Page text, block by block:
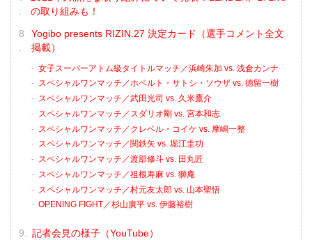
の取り組みも！
Yogibo presents RIZIN.27 決定カード（選手コメント全文
掲載）
女子スーパーアトム級タイトルマッチ／浜崎朱加 vs. 浅倉カンナ
スペシャルワンマッチ／ホベルト・サトシ・ソウザ vs. 徳留一樹
スペシャルワンマッチ／武田光司 vs. 久米鷹介
スペシャルワンマッチ／スダリオ剛 vs. 宮本和志
スペシャルワンマッチ／クレベル・コイケ vs. 摩嶋一整
スペシャルワンマッチ／関鉄矢 vs. 堀江圭功
スペシャルワンマッチ／渡部修斗 vs. 田丸匠
スペシャルワンマッチ／祖根寿麻 vs. 獅庵
スペシャルワンマッチ／村元友太郎 vs. 山本聖悟
OPENING FIGHT／杉⼭廣平 vs. 伊藤裕樹
記者会見の様子（YouTube）